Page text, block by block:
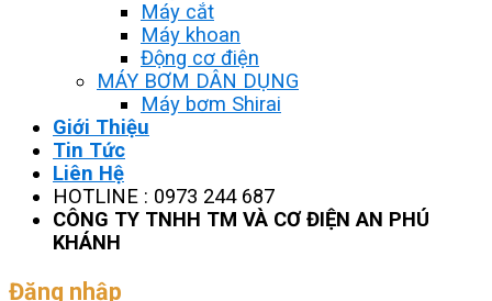
Máy cắt
Máy khoan
Động cơ điện
MÁY BƠM DÂN DỤNG
Máy bơm Shirai
Giới Thiệu
Tin Tức
Liên Hệ
HOTLINE : 0973 244 687
CÔNG TY TNHH TM VÀ CƠ ĐIỆN AN PHÚ
KHÁNH
Đăng nhập